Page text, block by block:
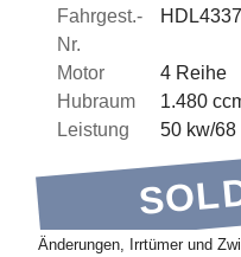
Fahrgest.-
Nr.
Motor
4 Reihe
Hubraum
1.480
Leistung
50 kw/68
Änderungen, Irrtümer und